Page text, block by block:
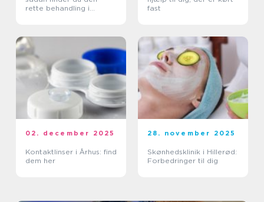
rette behandling i
fast
02. december 2025
Kontaktlinser i Århus: find
dem her
28. november 2025
Skønhedsklinik i Hillerød:
Forbedringer til dig